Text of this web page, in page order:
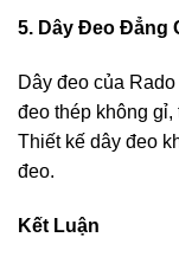
5. Dây Đeo Đẳng
Dây đeo của
đeo thép không
Thiết kế dây đeo
đeo.
Kết Luận